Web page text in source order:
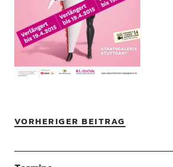
VORHERIGER BEITRAG